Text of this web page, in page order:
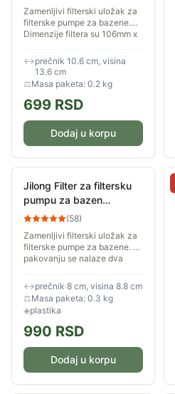
Zamenljivi filterski uložak za
filterske pumpe za bazene.
Dimenzije filtera su 106mm x
jer se može koristiti više puta
↔prečnik 10.6 cm, visina
13.6 cm
⚖Masa paketa: 0.2 kg
699 RSD
Dodaj u korpu
Jilong Filter za filtersku
pumpu za bazen
8x8.8cm 2kom 290587
(58)
Zamenljivi filterski uložak za
filterske pumpe za bazene. U
pakovanju se nalaze dva
8x8.8cm.
↔prečnik 8 cm, visina 8.8 cm
⚖Masa paketa: 0.3 kg
◈plastika
990 RSD
Dodaj u korpu